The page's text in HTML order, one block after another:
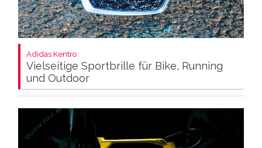
Adidas Kentro:
Vielseitige Sportbrille für Bike, Running
und Outdoor